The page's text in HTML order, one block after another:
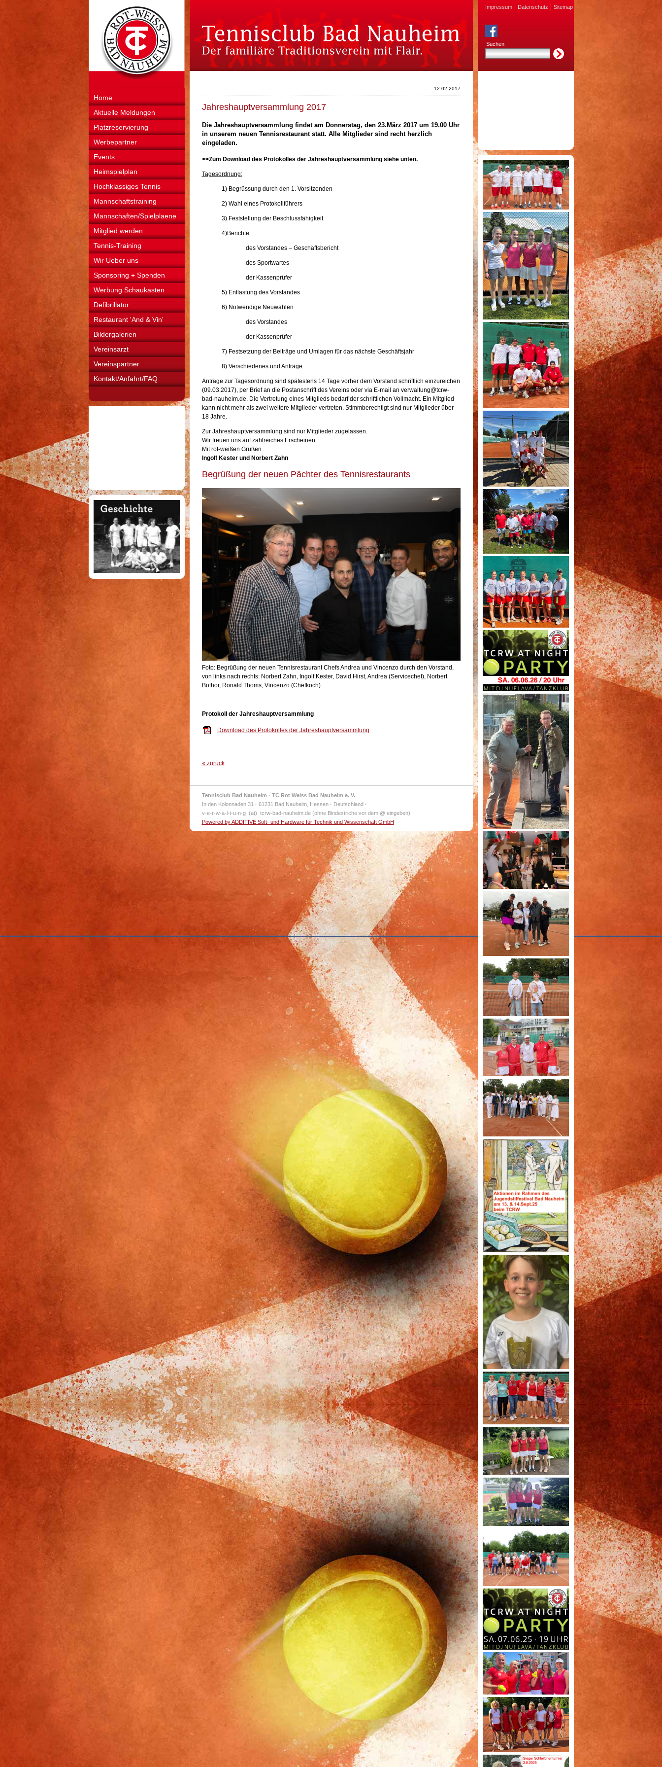
Home
Aktuelle Meldungen
Platzreservierung
Werbepartner
Events
Heimspielplan
Hochklassiges Tennis
Mannschaftstraining
Mannschaften/Spielplaene
Mitglied werden
Tennis-Training
Wir Ueber uns
Sponsoring + Spenden
Werbung Schaukasten
Defibrillator
Restaurant 'And & Vin'
Bildergalerien
Vereinsarzt
Vereinspartner
Kontakt/Anfahrt/FAQ
12.02.2017
Jahreshauptversammlung 2017
Die Jahreshauptversammlung findet am Donnerstag, den 23.März 2017 um 19.00 Uhr
in unserem neuen Tennisrestaurant statt. Alle Mitglieder sind recht herzlich
eingeladen.
>>Zum Download des Protokolles der Jahreshauptversammlung siehe unten.
Tagesordnung:
1) Begrüssung durch den 1. Vorsitzenden
2) Wahl eines Protokollführers
3) Feststellung der Beschlussfähigkeit
4)Berichte
des Vorstandes – Geschäftsbericht
des Sportwartes
der Kassenprüfer
5) Entlastung des Vorstandes
6) Notwendige Neuwahlen
des Vorstandes
der Kassenprüfer
7) Festsetzung der Beiträge und Umlagen für das nächste Geschäftsjahr
8) Verschiedenes und Anträge
Anträge zur Tagesordnung sind spätestens 14 Tage vorher dem Vorstand schriftlich einzureichen
(09.03.2017), per Brief an die Postanschrift des Vereins oder via E-mail an verwaltung@tcrw-
bad-nauheim.de. Die Vertretung eines Mitglieds bedarf der schriftlichen Vollmacht. Ein Mitglied
kann nicht mehr als zwei weitere Mitglieder vertreten. Stimmberechtigt sind nur Mitglieder über
18 Jahre.
Zur Jahreshauptversammlung sind nur Mitglieder zugelassen.
Wir freuen uns auf zahlreiches Erscheinen.
Mit rot-weißen Grüßen
Ingolf Kester und Norbert Zahn
Begrüßung der neuen Pächter des Tennisrestaurants
Foto: Begrüßung der neuen Tennisrestaurant Chefs Andrea und Vincenzo durch den Vorstand,
von links nach rechts: Norbert Zahn, Ingolf Kester, David Hirst, Andrea (Servicechef), Norbert
Bothor, Ronald Thoms, Vincenzo (Chefkoch)
Protokoll der Jahreshauptversammlung
Download des Protokolles der Jahreshauptversammlung
« zurück
Tennisclub Bad Nauheim · TC Rot Weiss Bad Nauheim e. V.
In den Kolonnaden 31 · 61231 Bad Nauheim, Hessen · Deutschland ·
v-e-r-w-a-l-t-u-n-g (at) tcrw-bad-nauheim.de (ohne Bindestriche vor dem @ eingeben)
Powered by ADDITIVE Soft- und Hardware für Technik und Wissenschaft GmbH
Impressum Datenschutz Sitemap
Suchen